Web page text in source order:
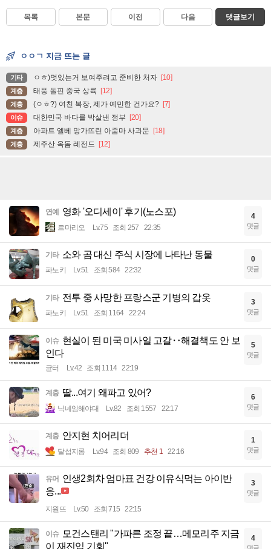
목록 본문 이전 다음 댓글보기
ㅇㅇㄱ 지금 뜨는 글
기타 ㅇㅎ)멋있는거 보여주려고 준비한 처자 [10]
계층 태풍 돌핀 중국 상륙 [12]
계층 (ㅇㅎ?) 여친 복장, 제가 예민한 건가요? [7]
이슈 대한민국 바다를 박살낸 정부 [20]
계층 아파트 엘베 망가뜨린 아줌마 사과문 [18]
계층 제주산 옥돔 레전드 [12]
연예 영화 '오디세이' 후기(노스포)
르마리오 Lv.75 조회 257 22:35
4
댓글
기타 소와 곰 대신 주식 시장에 나타난 동물
파노키 Lv.51 조회 584 22:32
0
댓글
기타 전투 중 사망한 프랑스군 기병의 갑옷
파노키 Lv.51 조회 1164 22:24
3
댓글
이슈 현실이 된 미국 미사일 고갈‥해결책도 안 보
인다
균터 Lv.42 조회 1114 22:19
5
댓글
계층 딸...여기 왜파고 있어?
닉네임해야대 Lv.82 조회 1557 22:17
6
댓글
계층 안지현 치어리더
달섭지롱 Lv.94 조회 809 추천 1 22:16
1
댓글
유머 인생2회차 엄마표 건강 이유식먹는 아이반
응...
지원뜨 Lv.50 조회 715 22:15
3
댓글
이슈
모건스탠리 "가파른 조정 끝…메모리주 지금
이 재진입 기회"
4
댓글